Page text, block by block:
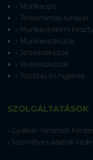
Munkacipő
Terepmintás ruházat
Munkavédelmi
Munkaeszközök
Jelzőeszközök
Védőeszközök
Tisztítás és higiénia
SZOLGÁLTATÁSOK
Gyakran Ismételt
Személyes adatok